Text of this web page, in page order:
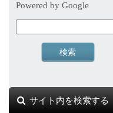
Powered by Google
サイト内を検索する